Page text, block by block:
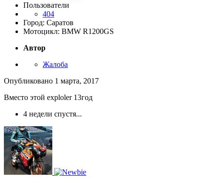
Пользователи
404
Город: Саратов
Мотоцикл: BMW R1200GS
Автор
Жалоба
Опубликовано 1 марта, 2017
Вместо этой exploler 13год
4 недели спустя...